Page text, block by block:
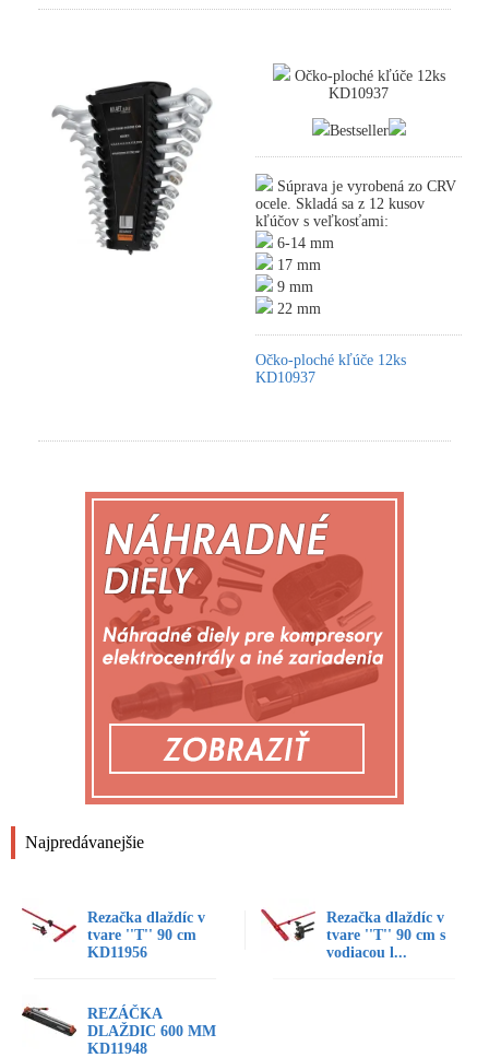
Najpredávanejšie
Rezačka dlaždíc v
tvare ''T'' 90 cm
KD11956
Rezačka dlaždíc v
tvare ''T'' 90 cm s
vodiacou l...
REZÁČKA
DLAŽDIC 600 MM
KD11948
Očko-ploché kľúče 12ks
KD10937
Bestseller
Súprava je vyrobená zo CRV
ocele. Skladá sa z 12 kusov
kľúčov s veľkosťami:
6-14 mm
17 mm
9 mm
22 mm
Očko-ploché kľúče 12ks
KD10937